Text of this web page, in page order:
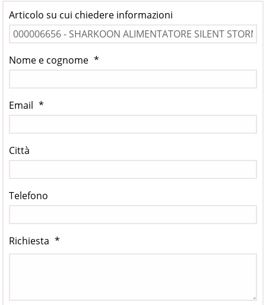
Articolo su cui chiedere informazioni
Nome e cognome *
Email *
Città
Telefono
Richiesta *